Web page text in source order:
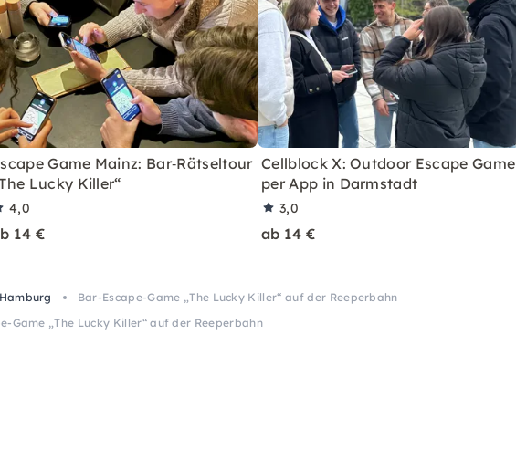
Game Mainz: Bar‑Rätseltour
Lucky Killer“
4,0
14 €
Cellblock X: Outdoor Escape Game
per App in Darmstadt
3,0
ab 14 €
Bar-Escape-Game „The Lucky Killer“ auf der Reeperbahn
Game „The Lucky Killer“ auf der Reeperbahn